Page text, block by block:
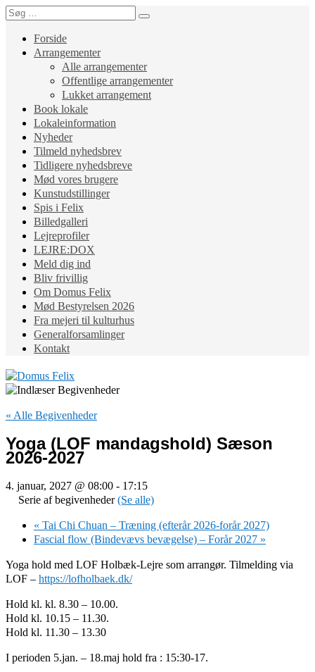
Forside
Arrangementer
Alle arrangementer
Offentlige arrangementer
Lukket arrangement
Book lokale
Lokaleinformation
Nyheder
Tilmeld nyhedsbrev
Tidligere nyhedsbreve
Mød vores brugere
Kunstudstillinger
Spis i Felix
Billedgalleri
Lejreprofiler
LEJRE:DOX
Meld dig ind
Bliv frivillig
Om Domus Felix
Mød Bestyrelsen 2026
Fra mejeri til kulturhus
Generalforsamlinger
Kontakt
« Alle Begivenheder
Yoga (LOF mandagshold) Sæson
2026-2027
4. januar, 2027 @ 08:00 - 17:15
Serie af begivenheder(Se alle)
« Tai Chi Chuan – Træning (efterår 2026-forår 2027)
Fascial flow (Bindevævs bevægelse) – Forår 2027 »
Yoga hold med LOF Holbæk-Lejre som arrangør. Tilmelding via
LOF – https://lofholbaek.dk/
Hold kl. kl. 8.30 – 10.00.
Hold kl. 10.15 – 11.30.
Hold kl. 11.30 – 13.30
I perioden 5.jan. – 18.maj hold fra : 15:30-17.